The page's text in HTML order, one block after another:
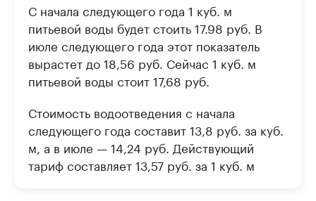
С начала следующего года 1 куб. м
питьевой воды будет стоить 17.98 руб. В
июле следующего года этот показатель
вырастет до 18,56 руб. Сейчас 1 куб. м
питьевой воды стоит 17,68 руб.
Стоимость водоотведения с начала
следующего года составит 13,8 руб. за куб.
м, а в июле — 14,24 руб. Действующий
тариф составляет 13,57 руб. за 1 куб. м